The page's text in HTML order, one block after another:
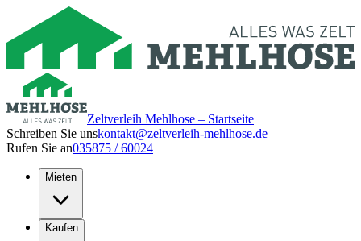
Zeltverleih Mehlhose – Startseite
Schreiben Sie unskontakt@zeltverleih-mehlhose.de
Rufen Sie an035875 / 60024
Mieten
Kaufen